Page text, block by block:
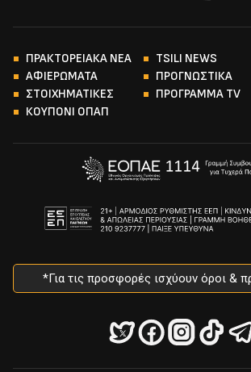
ΠΡΑΚΤΟΡΕΙΑΚΑ ΝΕΑ
TSILI NEWS
ΑΦΙΕΡΩΜΑΤΑ
ΠΡΟΓΝΩΣΤΙΚΑ
ΣΤΟΙΧΗΜΑΤΙΚΕΣ
ΠΡΟΓΡΑΜΜΑ TV
ΚΟΥΠΟΝΙ ΟΠΑΠ
*Για τις προσφορές ισχύουν όροι &